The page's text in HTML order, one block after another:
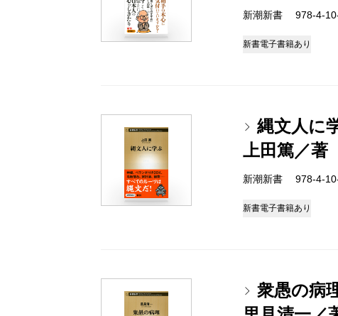
新潮新書 978-4-
新書電子書籍あり
縄文人に
上田篤／著
新潮新書 978-4-
新書電子書籍あり
衆愚の病